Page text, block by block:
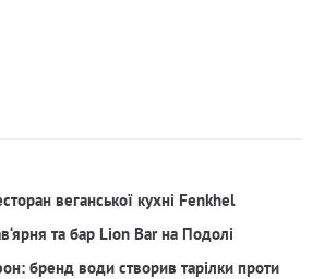
веганської кухні Fenkhel
та бар Lion Bar на Подолі
бренд води створив тарілки проти